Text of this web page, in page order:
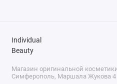
Individual
Beauty
Магазин оригинальной
Симферополь, Маршала Жукова 4